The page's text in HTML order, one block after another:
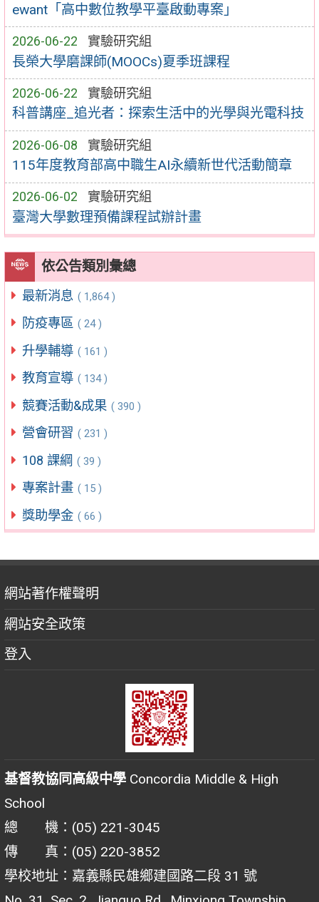
ewant「高中數位教學平臺啟動專案」
2026-06-22 實驗研究組
長榮大學磨課師(MOOCs)夏季班課程
2026-06-22 實驗研究組
科普講座_追光者：探索生活中的光學與光電科技
2026-06-08 實驗研究組
115年度教育部高中職生AI永續新世代活動簡章
2026-06-02 實驗研究組
臺灣大學數理預備課程試辦計畫
依公告類別彙總
最新消息 ( 1,864 )
防疫專區 ( 24 )
升學輔導 ( 161 )
教育宣導 ( 134 )
競賽活動&成果 ( 390 )
營會研習 ( 231 )
108 課綱 ( 39 )
專案計畫 ( 15 )
獎助學金 ( 66 )
網站著作權聲明
網站安全政策
登入
基督教協同高級中學 Concordia Middle & High
School
總 機：(05) 221-3045
傳 真：(05) 220-3852
學校地址：嘉義縣民雄鄉建國路二段 31 號